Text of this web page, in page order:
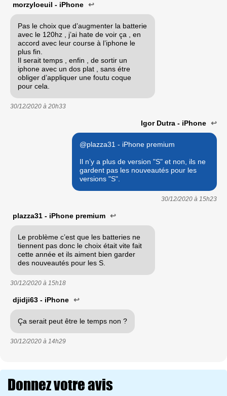
morzyloeuil - iPhone ↩
Pas le choix que d’augmenter la batterie
avec le 120hz , j’ai hate de voir ça , en
accord avec leur course à l’iphone le
plus fin.
Il serait temps , enfin , de sortir un
iphone avec un dos plat , sans étre
obliger d’appliquer une foutu coque
pour cela.
30/12/2020 à 20h33
Igor Dutra - iPhone ↩
@plazza31 - iPhone premium
Il n’y a plus de version "S" et non, ils ne
gardent pas les nouveautés pour les
versions "S".
30/12/2020 à 15h23
plazza31 - iPhone premium ↩
Le problème c’est que les batteries ne
tiennent pas donc le choix était vite fait
cette année et ils aiment bien garder
des nouveautés pour les S.
30/12/2020 à 15h18
djidji63 - iPhone ↩
Ça serait peut être le temps non ?
30/12/2020 à 14h29
Donnez votre avis